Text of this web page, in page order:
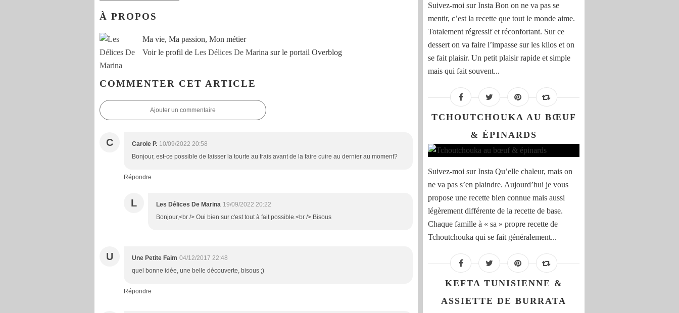
À PROPOS
Ma vie, Ma passion, Mon métier
Voir le profil de Les Délices De Marina sur le portail Overblog
COMMENTER CET ARTICLE
Ajouter un commentaire
C Carole P. 10/09/2022 20:58
Bonjour, est-ce possible de laisser la tourte au frais avant de la faire cuire au dernier au moment?
Répondre
L Les Délices De Marina 19/09/2022 20:22
Bonjour,<br /> Oui bien sur c'est tout à fait possible.<br /> Bisous
U Une Petite Faim 04/12/2017 22:48
quel bonne idée, une belle découverte, bisous ;)
Répondre
Suivez-moi sur Insta Bon on ne va pas se
mentir, c’est la recette que tout le monde aime.
Totalement régressif et réconfortant. Sur ce
dessert on va faire l’impasse sur les kilos et on
se fait plaisir. Un petit plaisir rapide et simple
mais qui fait souvent...
TCHOUTCHOUKA AU BŒUF
& ÉPINARDS
Suivez-moi sur Insta Qu’elle chaleur, mais on
ne va pas s’en plaindre. Aujourd’hui je vous
propose une recette bien connue mais aussi
légèrement différente de la recette de base.
Chaque famille à « sa » propre recette de
Tchoutchouka qui se fait généralement...
KEFTA TUNISIENNE &
ASSIETTE DE BURRATA